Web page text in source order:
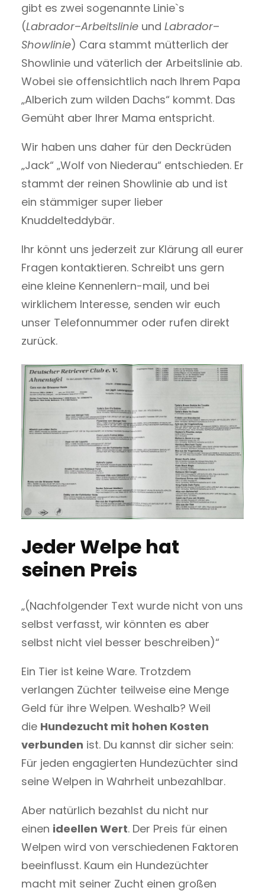
gibt es zwei sogenannte Linie`s
(Labrador–Arbeitslinie und Labrador–
Showlinie) Cara stammt mütterlich der
Showlinie und väterlich der Arbeitslinie ab.
Wobei sie offensichtlich nach Ihrem Papa
„Alberich zum wilden Dachs“ kommt. Das
Gemüht aber Ihrer Mama entspricht.
Wir haben uns daher für den Deckrüden
„Jack“ „Wolf von Niederau“ entschieden. Er
stammt der reinen Showlinie ab und ist
ein stämmiger super lieber
Knuddelteddybär.
Ihr könnt uns jederzeit zur Klärung all eurer
Fragen kontaktieren. Schreibt uns gern
eine kleine Kennenlern-mail, und bei
wirklichem Interesse, senden wir euch
unser Telefonnummer oder rufen direkt
zurück.
Jeder Welpe hat
seinen Preis
„(Nachfolgender Text wurde nicht von uns
selbst verfasst, wir könnten es aber
selbst nicht viel besser beschreiben)“
Ein Tier ist keine Ware. Trotzdem
verlangen Züchter teilweise eine Menge
Geld für ihre Welpen. Weshalb? Weil
die Hundezucht mit hohen Kosten
verbunden ist. Du kannst dir sicher sein:
Für jeden engagierten Hundezüchter sind
seine Welpen in Wahrheit unbezahlbar.
Aber natürlich bezahlst du nicht nur
einen ideellen Wert. Der Preis für einen
Welpen wird von verschiedenen Faktoren
beeinflusst. Kaum ein Hundezüchter
macht mit seiner Zucht einen großen